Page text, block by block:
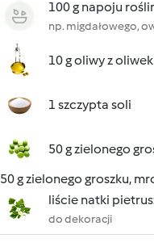
100 g napoju
np. migdałowego,
10 g oliwy z oliwek
1 szczypta soli
50 g zielonego
50 g zielonego groszku,
liście natki
do dekoracji